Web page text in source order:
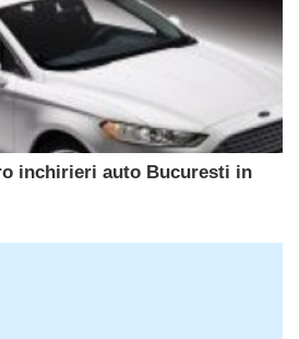
inchirieri auto Bucuresti in